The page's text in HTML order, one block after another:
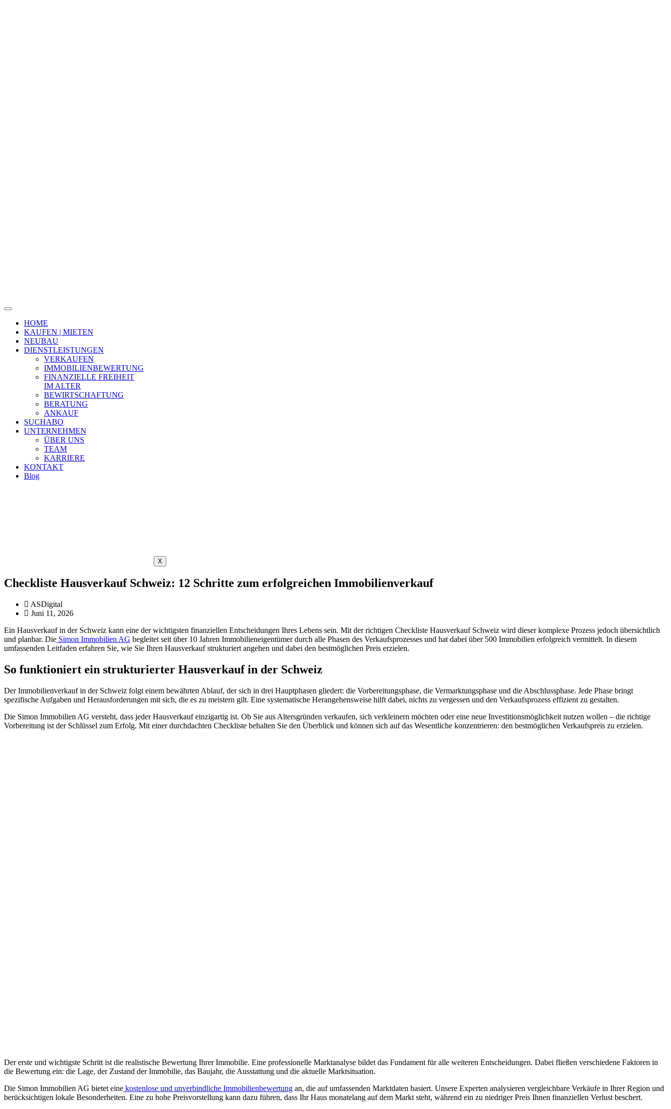
HOME
KAUFEN | MIETEN
NEUBAU
DIENSTLEISTUNGEN
VERKAUFEN
IMMOBILIENBEWERTUNG
FINANZIELLE FREIHEIT
IM ALTER
BEWIRTSCHAFTUNG
BERATUNG
ANKAUF
SUCHABO
UNTERNEHMEN
ÜBER UNS
TEAM
KARRIERE
KONTAKT
Blog
X
Checkliste Hausverkauf Schweiz: 12 Schritte zum erfolgreichen Immobilienverkauf
ASDigital
Juni 11, 2026
Ein Hausverkauf in der Schweiz kann eine der wichtigsten finanziellen Entscheidungen Ihres Lebens sein. Mit der richtigen Checkliste Hausverkauf Schweiz wird dieser komplexe Prozess jedoch übersichtlich
und planbar. Die Simon Immobilien AG begleitet seit über 10 Jahren Immobilieneigentümer durch alle Phasen des Verkaufsprozesses und hat dabei über 500 Immobilien erfolgreich vermittelt. In diesem
umfassenden Leitfaden erfahren Sie, wie Sie Ihren Hausverkauf strukturiert angehen und dabei den bestmöglichen Preis erzielen.
So funktioniert ein strukturierter Hausverkauf in der Schweiz
Der Immobilienverkauf in der Schweiz folgt einem bewährten Ablauf, der sich in drei Hauptphasen gliedert: die Vorbereitungsphase, die Vermarktungsphase und die Abschlussphase. Jede Phase bringt
spezifische Aufgaben und Herausforderungen mit sich, die es zu meistern gilt. Eine systematische Herangehensweise hilft dabei, nichts zu vergessen und den Verkaufsprozess effizient zu gestalten.
Die Simon Immobilien AG versteht, dass jeder Hausverkauf einzigartig ist. Ob Sie aus Altersgründen verkaufen, sich verkleinern möchten oder eine neue Investitionsmöglichkeit nutzen wollen – die richtige
Vorbereitung ist der Schlüssel zum Erfolg. Mit einer durchdachten Checkliste behalten Sie den Überblick und können sich auf das Wesentliche konzentrieren: den bestmöglichen Verkaufspreis zu erzielen.
Der erste und wichtigste Schritt ist die realistische Bewertung Ihrer Immobilie. Eine professionelle Marktanalyse bildet das Fundament für alle weiteren Entscheidungen. Dabei fließen verschiedene Faktoren in
die Bewertung ein: die Lage, der Zustand der Immobilie, das Baujahr, die Ausstattung und die aktuelle Marktsituation.
Die Simon Immobilien AG bietet eine kostenlose und unverbindliche Immobilienbewertung an, die auf umfassenden Marktdaten basiert. Unsere Experten analysieren vergleichbare Verkäufe in Ihrer Region und
berücksichtigen lokale Besonderheiten. Eine zu hohe Preisvorstellung kann dazu führen, dass Ihr Haus monatelang auf dem Markt steht, während ein zu niedriger Preis Ihnen finanziellen Verlust beschert.